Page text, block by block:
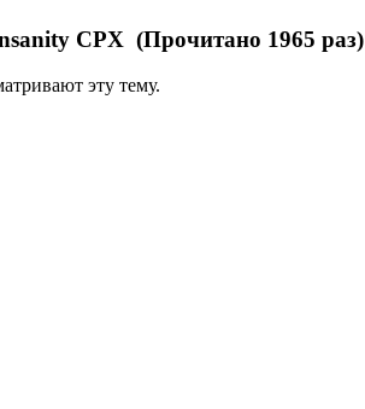
CPX (Прочитано 1965 раз)
эту тему.